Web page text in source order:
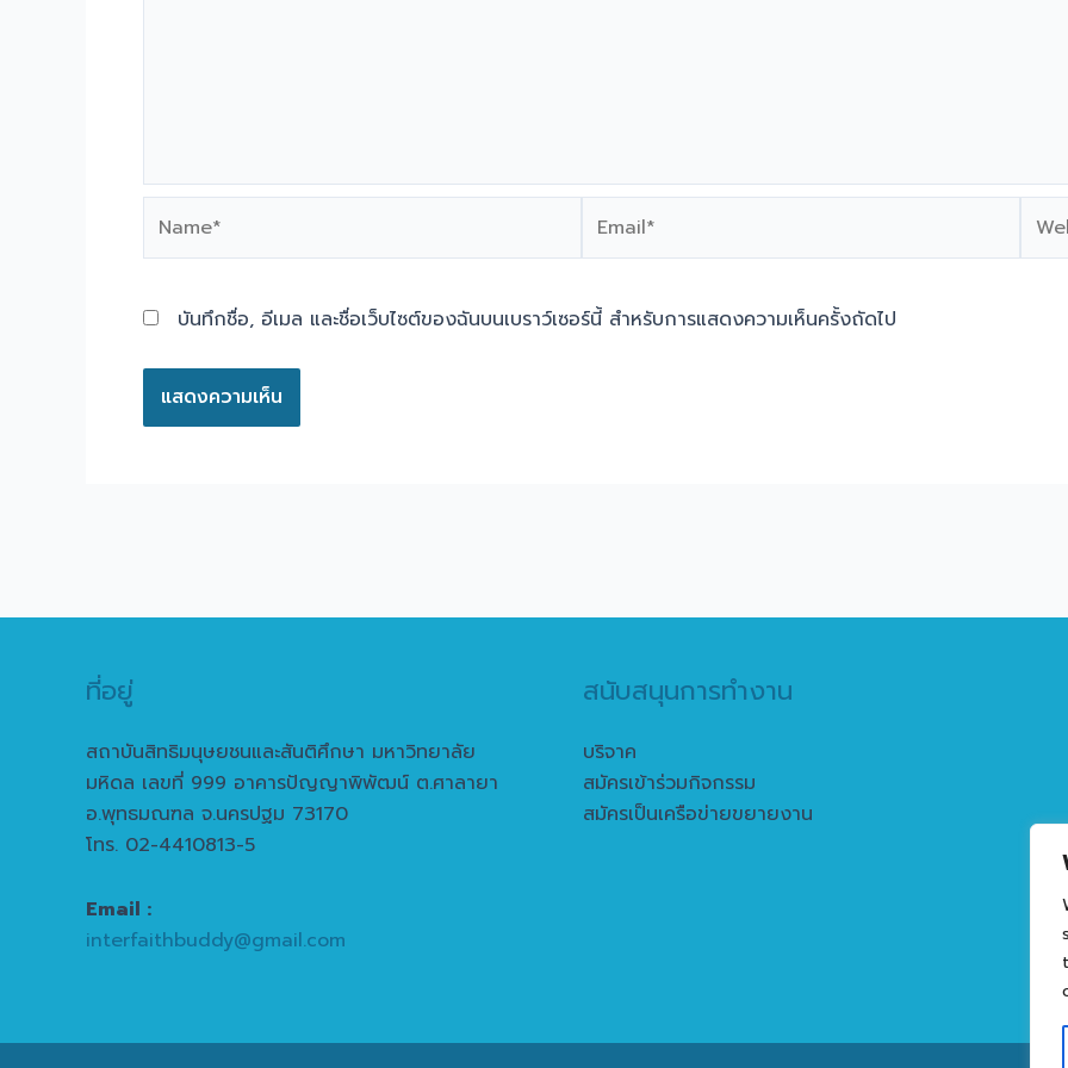
บันทึกชื่อ, อีเมล และชื่อเว็บไซต์ของฉันบนเบราว์เซอร์นี้ สำหรับการแสดงความเห็นครั้งถัดไป
ที่อยู่
สถาบันสิทธิมนุษยชนและสันติศึกษา มหาวิทยาลัย
มหิดล เลขที่ 999 อาคารปัญญาพิพัฒน์ ต.ศาลายา
อ.พุทธมณฑล จ.นครปฐม 73170
โทร. 02-4410813-5
Email :
interfaithbuddy@gmail.com
สนับสนุนการทำงาน
บริจาค
สมัครเข้าร่วมกิจกรรม
สมัครเป็นเครือข่ายขยายงาน